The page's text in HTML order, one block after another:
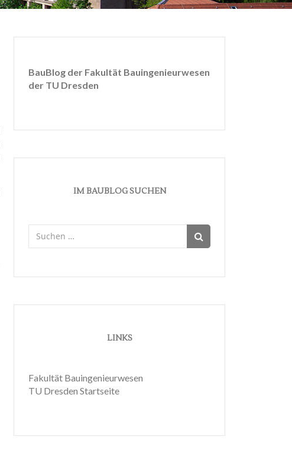
BauBlog der Fakultät Bauingenieurwesen
der TU Dresden
IM BAUBLOG SUCHEN
nach:
LINKS
Fakultät Bauingenieurwesen
TU Dresden Startseite